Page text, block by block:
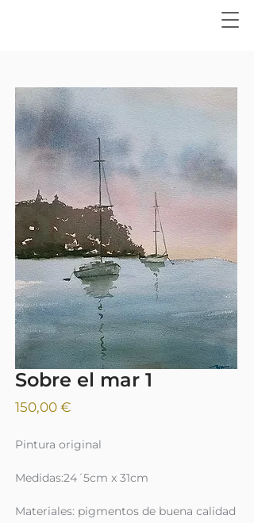
Sobre el mar 1
150,00 €
Pintura original
Medidas:24´5cm x 31cm
Materiales: pigmentos de buena calidad